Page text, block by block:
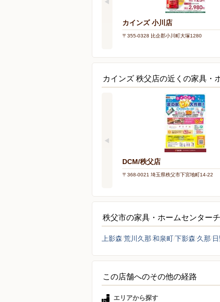
カインズ 小川店
〒355-0328 比企郡小川町大塚1280
カインズ 秩父店の近くの家具・
DCM/秩父店
〒368-0021 埼玉県秩父市下宮地町14-22
秩父市の家具・ホームセンター
上影森 荒川久那 和泉町下影森 久那
この店舗へのその他の経路
エリアから探す